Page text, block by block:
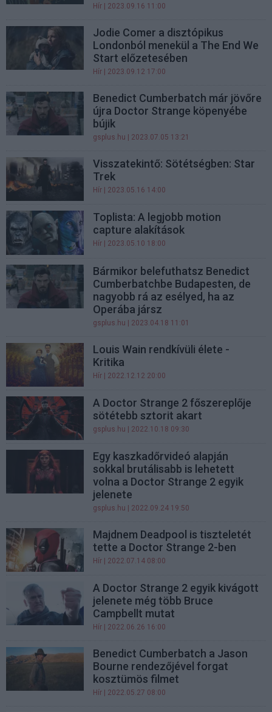
Hír | 2023.09.16 11:00
Jodie Comer a disztópikus
Londonból menekül a The End We
Start előzetesében
Hír | 2023.09.12 17:00
Benedict Cumberbatch már jövőre
újra Doctor Strange köpenyébe
bújik
gsplus.hu | 2023.07.05 13:21
Visszatekintő: Sötétségben: Star
Trek
Hír | 2023.05.16 14:00
Toplista: A legjobb motion
capture alakítások
Hír | 2023.05.10 18:00
Bármikor belefuthatsz Benedict
Cumberbatchbe Budapesten, de
nagyobb rá az esélyed, ha az
Operába jársz
gsplus.hu | 2023.04.18 11:01
Louis Wain rendkívüli élete -
Kritika
Hír | 2022.12.12 20:00
A Doctor Strange 2 főszereplője
sötétebb sztorit akart
gsplus.hu | 2022.10.18 09:30
Egy kaszkadőrvideó alapján
sokkal brutálisabb is lehetett
volna a Doctor Strange 2 egyik
jelenete
gsplus.hu | 2022.09.24 19:50
Majdnem Deadpool is tiszteletét
tette a Doctor Strange 2-ben
Hír | 2022.07.14 08:00
A Doctor Strange 2 egyik kivágott
jelenete még több Bruce
Campbellt mutat
Hír | 2022.06.26 16:00
Benedict Cumberbatch a Jason
Bourne rendezőjével forgat
kosztümös filmet
Hír | 2022.05.27 08:00